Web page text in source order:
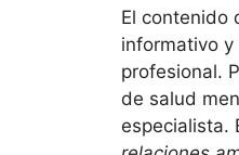
El contenido
informativo
profesional.
de salud
especialista.